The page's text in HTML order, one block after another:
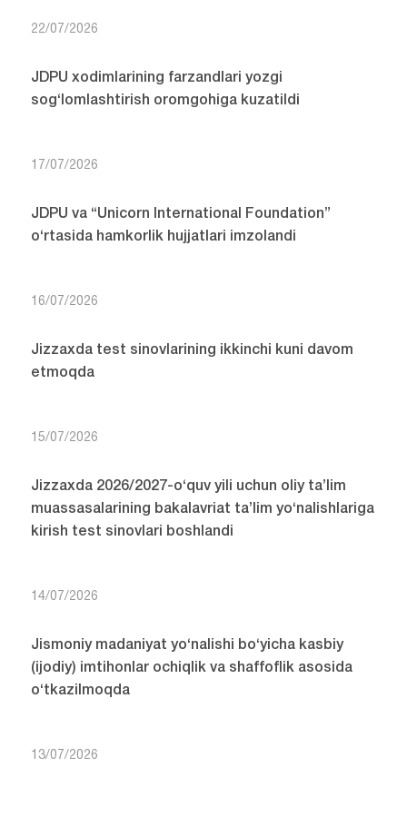
22/07/2026
JDPU xodimlarining farzandlari yozgi
sog‘lomlashtirish oromgohiga kuzatildi
17/07/2026
JDPU va “Unicorn International Foundation”
o‘rtasida hamkorlik hujjatlari imzolandi
16/07/2026
Jizzaxda test sinovlarining ikkinchi kuni davom
etmoqda
15/07/2026
Jizzaxda 2026/2027-o‘quv yili uchun oliy ta’lim
muassasalarining bakalavriat ta’lim yo‘nalishlariga
kirish test sinovlari boshlandi
14/07/2026
Jismoniy madaniyat yo‘nalishi bo‘yicha kasbiy
(ijodiy) imtihonlar ochiqlik va shaffoflik asosida
o‘tkazilmoqda
13/07/2026